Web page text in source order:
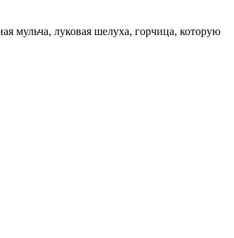
мульча, луковая шелуха, горчица, которую